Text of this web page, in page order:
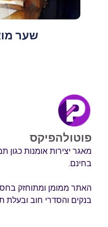
שער
פוטולהפיקס
מאגר יצירות אומנות כגון
בחינם.
האתר ממומן ומתוחזק
בנקים והסדרי חוב ובעלת